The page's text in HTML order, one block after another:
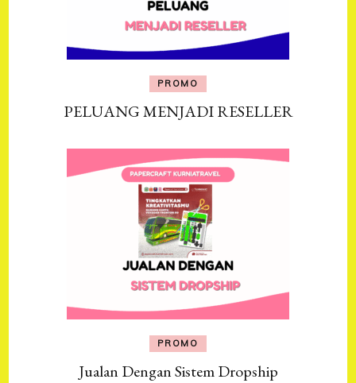
PROMO
PELUANG MENJADI RESELLER
PROMO
Jualan Dengan Sistem Dropship